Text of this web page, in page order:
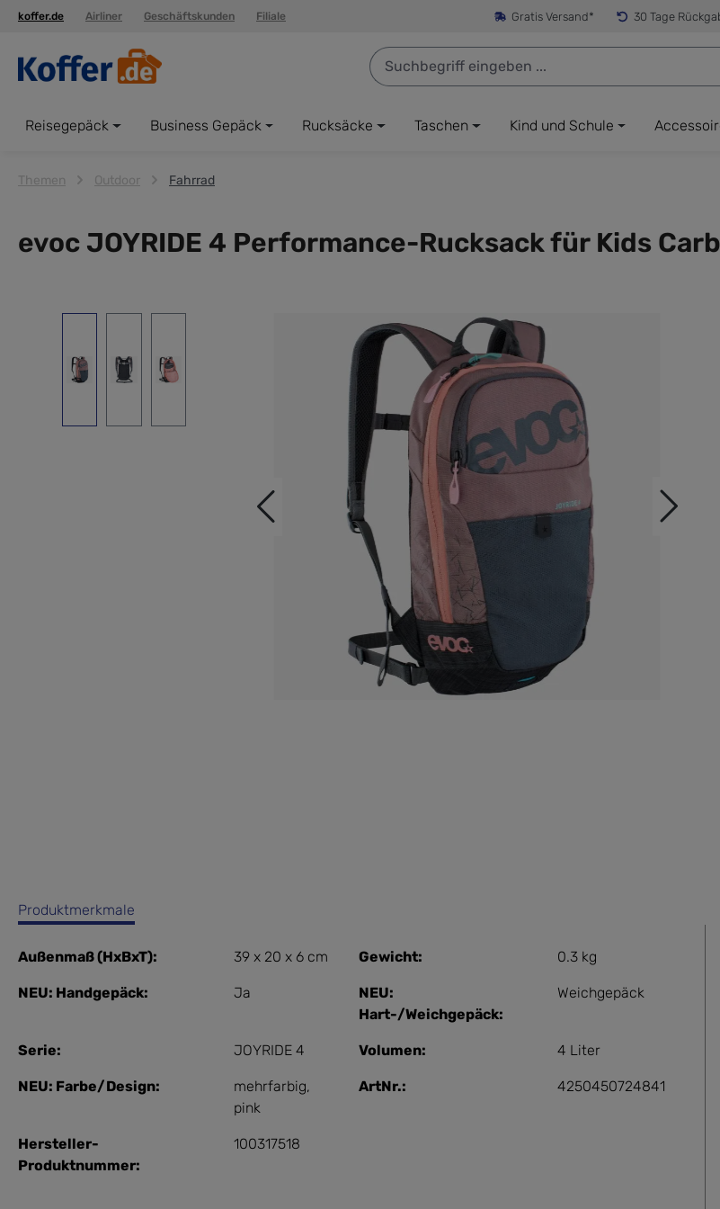
Zur Hauptnavigation springen
koffer.de Airliner Geschäftskunden Filiale Gratis Versand* 30 Tage
Reisegepäck Business Gepäck Rucksäcke Taschen Kind und Schule
Themen Outdoor Fahrrad
evoc JOYRIDE 4 Performance-Rucksack für Kids
Produktmerkmale
Außenmaß (HxBxT): 39 x 20 x 6 cm Gewicht: 0.3 kg
NEU: Handgepäck: Ja
NEU:
Hart-/Weichgepäck:
Weichgepäck
Serie: JOYRIDE 4 Volumen: 4 Liter
NEU: Farbe/Design: mehrfarbig,
pink
ArtNr.: 4250450724841
Hersteller-
Produktnummer:
100317518